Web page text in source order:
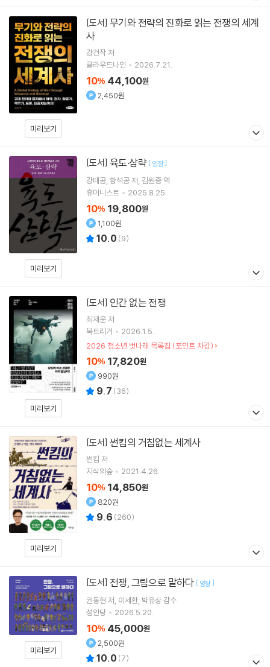
미리보기
[도서]
사
강건작저
클라우드나인
2026.7.21.
10% 44,100원
2,450원
미리보기
[도서] 육도·삼략 [ 양장]
강태공 황석공저 김원중 역
휴머니스트
2025.8.25.
10% 19,800원
1,100원
10.0 (9)
미리보기
[도서] 인간 없는 전쟁
최재운저
북트리거
2026.1.5.
2026 청소년 벗나래 목록집 (포인트 차감)
10% 17,820원
990원
9.7 (36)
미리보기
[도서] 썬킴의 거침없는 세계사
썬킴 저
지식의숲
2021.4.26.
10% 14,850원
820원
9.6 (260)
미리보기
[도서] 전쟁, 그림으로 말하다 [ 양장]
권동현 저 이세환 박유상감수
성안당
2026.5.20.
10% 45,000원
2,500원
10.0 (7)